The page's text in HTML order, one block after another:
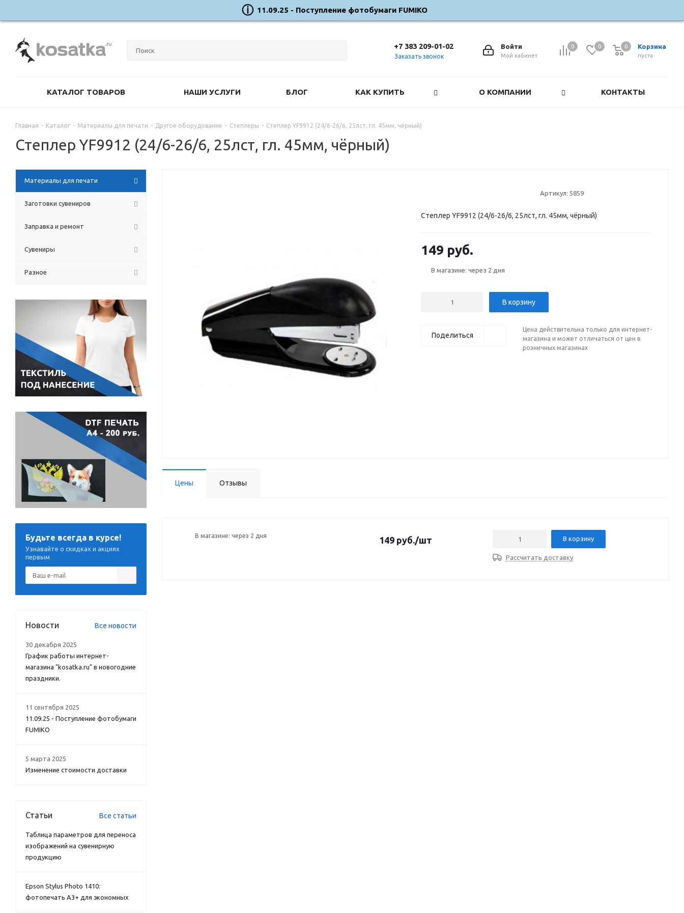
11.09.25 - Поступление фотобумаги FUMIKO
0 0 Корзина
0
пуста
0
Войти
Мой кабинет
+7 383 209-01-02
Заказать звонок
КАТАЛОГ ТОВАРОВ НАШИ УСЛУГИ БЛОГ КАК КУПИТЬ О КОМПАНИИ КОНТАКТЫ
Главная - Каталог - Материалы для печати - Другое оборудование - Степлеры - Степлер YF9912 (24/6-26/6, 25лст, гл. 45мм, чёрный)
Степлер YF9912 (24/6-26/6, 25лст, гл. 45мм, чёрный)
Артикул: 5859
Степлер YF9912 (24/6-26/6, 25лст, гл. 45мм, чёрный)
149 руб.
В магазине: через 2 дня
В корзину
Поделиться
Цена действительна только для интернет-
магазина и может отличаться от цен в
розничных магазинах
Цены Отзывы
В магазине: через 2 дня 149 руб./шт В корзину
Рассчитать доставку
Материалы для печати
Заготовки сувениров
Заправка и ремонт
Сувениры
Разное
Будьте всегда в курсе!
Узнавайте о скидках и акциях
первым
Новости Все новости
30 декабря 2025
График работы интернет-
магазина "kosatka.ru" в новогодние
праздники.
11 сентября 2025
11.09.25 - Поступление фотобумаги
FUMIKO
5 марта 2025
Изменение стоимости доставки
Статьи Все статьи
Таблица параметров для переноса
изображений на сувенирную
продукцию
Epson Stylus Photo 1410:
фотопечать А3+ для экономных